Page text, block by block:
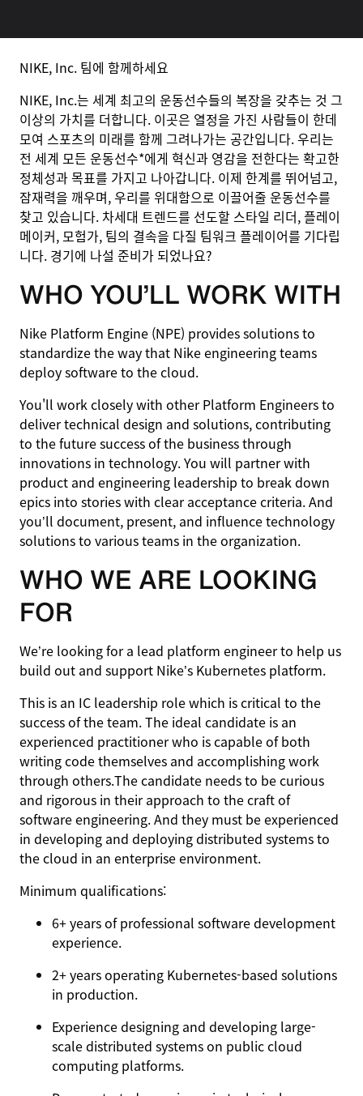
NIKE, Inc. 팀에 함께하세요
NIKE, Inc.는 세계 최고의 운동선수들의 복장을 갖추는 것 그
이상의 가치를 더합니다. 이곳은 열정을 가진 사람들이 한데
모여 스포츠의 미래를 함께 그려나가는 공간입니다. 우리는
전 세계 모든 운동선수*에게 혁신과 영감을 전한다는 확고한
정체성과 목표를 가지고 나아갑니다. 이제 한계를 뛰어넘고,
잠재력을 깨우며, 우리를 위대함으로 이끌어줄 운동선수를
찾고 있습니다. 차세대 트렌드를 선도할 스타일 리더, 플레이
메이커, 모험가, 팀의 결속을 다질 팀워크 플레이어를 기다립
니다. 경기에 나설 준비가 되었나요?
WHO YOU’LL WORK WITH
Nike Platform Engine (NPE) provides solutions to
standardize the way that Nike engineering teams
deploy software to the cloud.
You'll work closely with other Platform Engineers to
deliver technical design and solutions, contributing
to the future success of the business through
innovations in technology. You will partner with
product and engineering leadership to break down
epics into stories with clear acceptance criteria. And
you’ll document, present, and influence technology
solutions to various teams in the organization.
WHO WE ARE LOOKING
FOR
We’re looking for a lead platform engineer to help us
build out and support Nike’s Kubernetes platform.
This is an IC leadership role which is critical to the
success of the team. The ideal candidate is an
experienced practitioner who is capable of both
writing code themselves and accomplishing work
through others.The candidate needs to be curious
and rigorous in their approach to the craft of
software engineering. And they must be experienced
in developing and deploying distributed systems to
the cloud in an enterprise environment.
Minimum qualifications:
6+ years of professional software development
experience.
2+ years operating Kubernetes-based solutions
in production.
Experience designing and developing large-
scale distributed systems on public cloud
computing platforms.